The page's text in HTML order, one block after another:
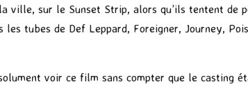
ville, sur le Sunset Strip, alors qu’ils tentent de
tubes de Def Leppard, Foreigner, Journey,
voir ce film sans compter que le casting